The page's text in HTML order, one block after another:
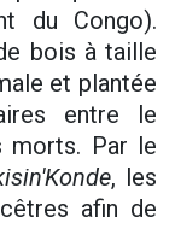
du Congo).
bois à taille
et plantée
entre le
morts. Par le
n'Konde, les
afin de